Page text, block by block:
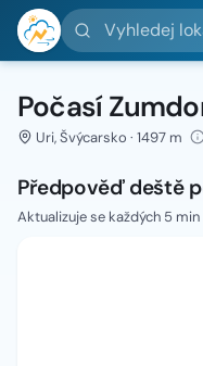
Vyhledej lokality
Počasí
Uri, Švýcarsko · 1497 m
Předpověď deště
Aktualizuje se každých 5 min